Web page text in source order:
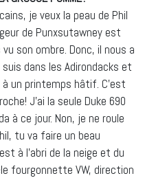
je veux la peau de Phil
de Punxsutawney est
son ombre. Donc, il nous a
dans les Adirondacks et
un printemps hâtif. C’est
J’ai la seule Duke 690
à ce jour. Non, je ne roule
tu va faire un beau
à l’abri de la neige et du
fourgonnette VW, direction